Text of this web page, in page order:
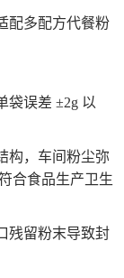
配多配方代餐粉
袋误差 ±2g 以
构，车间粉尘弥
合食品生产卫生
残留粉末导致封